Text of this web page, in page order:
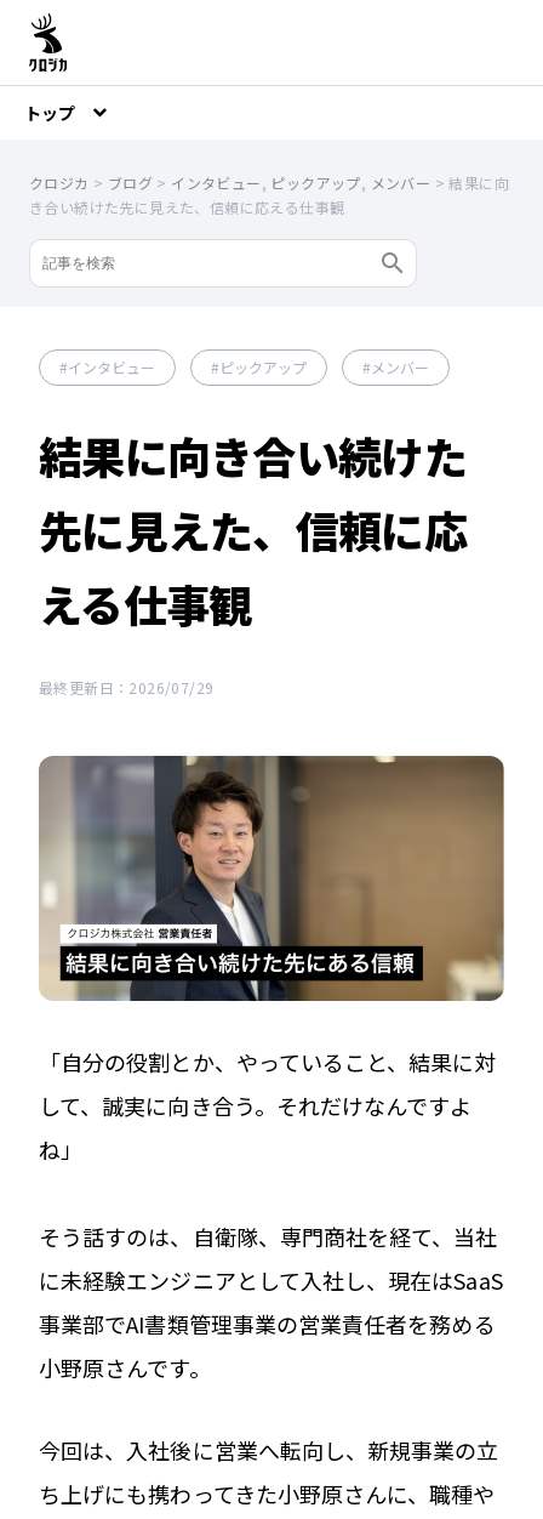
トップ
クロジカ > ブログ > インタビュー, ピックアップ, メンバー >結果に向
き合い続けた先に見えた、信頼に応える仕事観
インタビュー ピックアップ メンバー
結果に向き合い続けた
先に見えた、信頼に応
える仕事観
最終更新日：2026/07/29
「自分の役割とか、やっていること、結果に対
して、誠実に向き合う。それだけなんですよ
ね」
そう話すのは、自衛隊、専門商社を経て、当社
に未経験エンジニアとして入社し、現在はSaaS
事業部でAI書類管理事業の営業責任者を務める
小野原さんです。
今回は、入社後に営業へ転向し、新規事業の立
ち上げにも携わってきた小野原さんに、職種や